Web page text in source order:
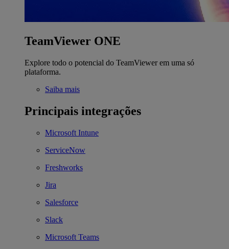
TeamViewer ONE
Explore todo o potencial do TeamViewer em uma só
plataforma.
Saiba mais
Principais integrações
Microsoft Intune
ServiceNow
Freshworks
Jira
Salesforce
Slack
Microsoft Teams